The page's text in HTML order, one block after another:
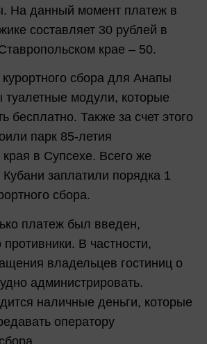
На данный момент платеж в
составляет 30 рублей в
крае – 50.
курортного сбора для Анапы
туалетные модули, которые
бесплатно. Также за счет этого
парк 85-летия
края в Супсехе. Всего же
заплатили порядка 1
сбора.
платеж был введен,
В частности,
владельцев гостиниц о
администрировать.
наличные деньги, которые
оператору